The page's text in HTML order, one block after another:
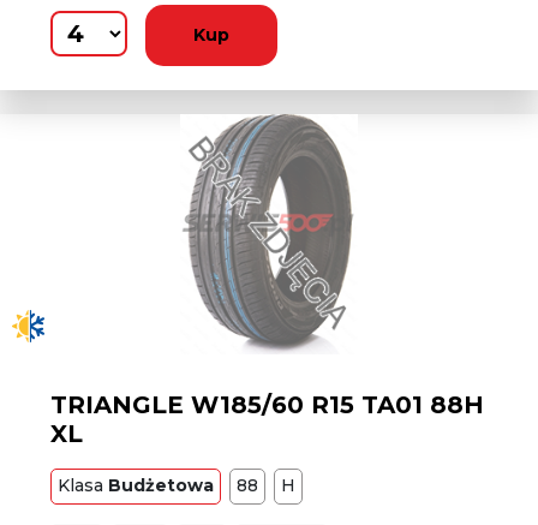
Kup
TRIANGLE W185/60 R15 TA01 88H
XL
Klasa Budżetowa 88 H